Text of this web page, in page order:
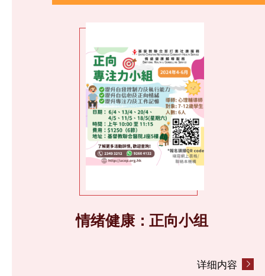
情绪健康：正向小组
详细内容